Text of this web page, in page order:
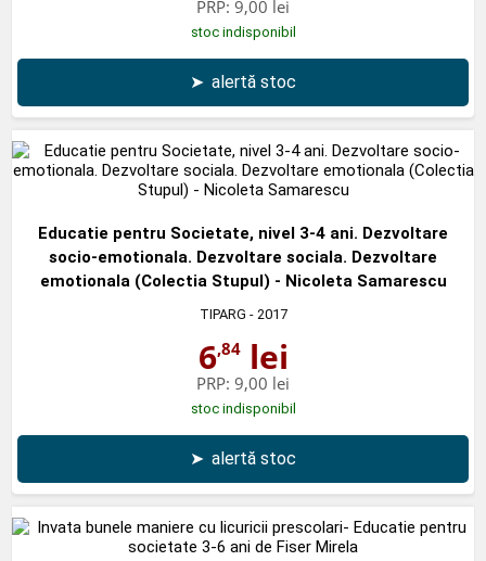
PRP: 9,00 lei
stoc indisponibil
➤ alertă stoc
Educatie pentru Societate, nivel 3-4 ani. Dezvoltare
socio-emotionala. Dezvoltare sociala. Dezvoltare
emotionala (Colectia Stupul) - Nicoleta Samarescu
TIPARG - 2017
6,84lei
PRP: 9,00 lei
stoc indisponibil
➤ alertă stoc